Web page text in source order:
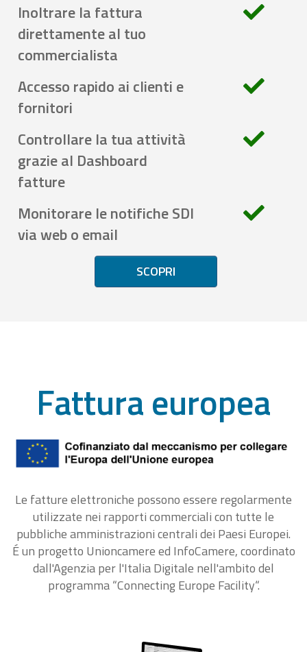
Inoltrare la fattura
direttamente al tuo
commercialista
Accesso rapido ai clienti e
fornitori
Controllare la tua attività
grazie al Dashboard
fatture
Monitorare le notifiche SDI
via web o email
SCOPRI
Fattura europea
Le fatture elettroniche possono essere regolarmente
utilizzate nei rapporti commerciali con tutte le
pubbliche amministrazioni centrali dei Paesi Europei.
É un progetto Unioncamere ed InfoCamere, coordinato
dall'Agenzia per l'Italia Digitale nell'ambito del
programma “Connecting Europe Facility“.